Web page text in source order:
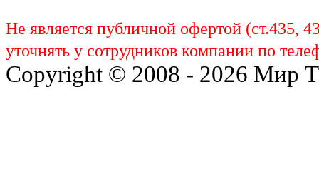
Не является публичной офертой (ст.435,
уточнять у сотрудников компании по
Copyright © 2008 - 2026 Мир